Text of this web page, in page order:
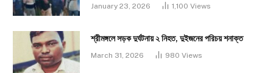
January 23, 2026 1,100 Views
শ্রীমঙ্গলে সড়ক দুর্ঘটনায় ২ নিহত, দুইজনের পরিচয় শনাক্ত
March 31, 2026 980 Views